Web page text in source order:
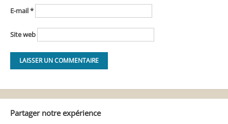
E-mail*
Site web
Partager notre expérience